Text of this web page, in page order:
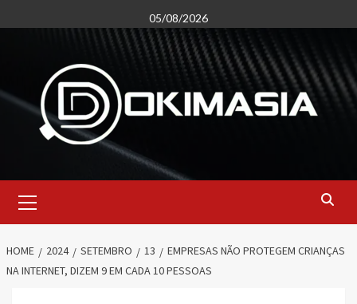
to
05/08/2026
Menu
HOME 2024 SETEMBRO 13
EMPRESAS NÃO PROTEGEM CRIANÇAS
NA INTERNET, DIZEM 9 EM CADA 10 PESSOAS